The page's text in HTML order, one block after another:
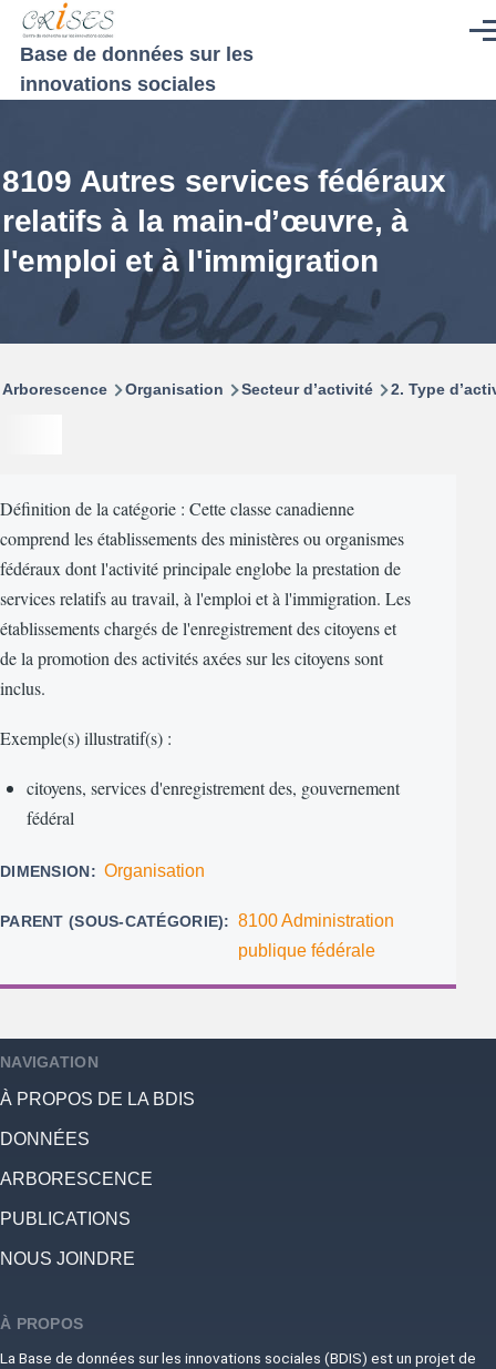
Aller au contenu principal
Base de données sur les
innovations sociales
8109 Autres services fédéraux
relatifs à la main-d’œuvre, à
l'emploi et à l'immigration
Fil
Arborescence Organisation Secteur d’activité 2. Type
Définition de la catégorie : Cette classe canadienne
comprend les établissements des ministères ou organismes
fédéraux dont l'activité principale englobe la prestation de
services relatifs au travail, à l'emploi et à l'immigration. Les
établissements chargés de l'enregistrement des citoyens et
de la promotion des activités axées sur les citoyens sont
inclus.
Exemple(s) illustratif(s) :
citoyens, services d'enregistrement des, gouvernement
fédéral
DIMENSION Organisation
PARENT (SOUS-CATÉGORIE)
8100 Administration
publique fédérale
NAVIGATION
À PROPOS DE LA BDIS
DONNÉES
ARBORESCENCE
PUBLICATIONS
NOUS JOINDRE
À PROPOS
La Base de données sur les innovations sociales (BDIS) est un projet de